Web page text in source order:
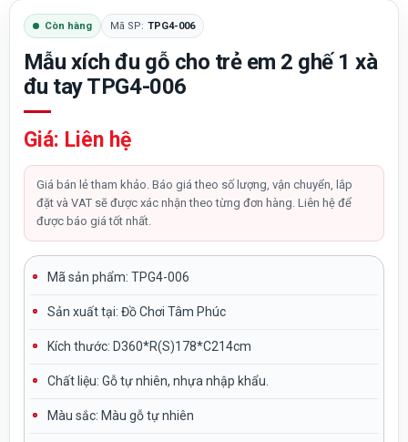
Còn hàng Mã SP: TPG4-006
Mẫu xích đu gỗ cho trẻ em 2 ghế 1 xà
đu tay TPG4-006
Giá: Liên hệ
Giá bán lẻ tham khảo. Báo giá theo số lượng, vận chuyển, lắp
đặt và VAT sẽ được xác nhận theo từng đơn hàng. Liên hệ để
được báo giá tốt nhất.
Mã sản phẩm: TPG4-006
Sản xuất tại: Đồ Chơi Tâm Phúc
Kích thước: D360*R(S)178*C214cm
Chất liệu: Gỗ tự nhiên, nhựa nhập khẩu.
Màu sắc: Màu gỗ tự nhiên